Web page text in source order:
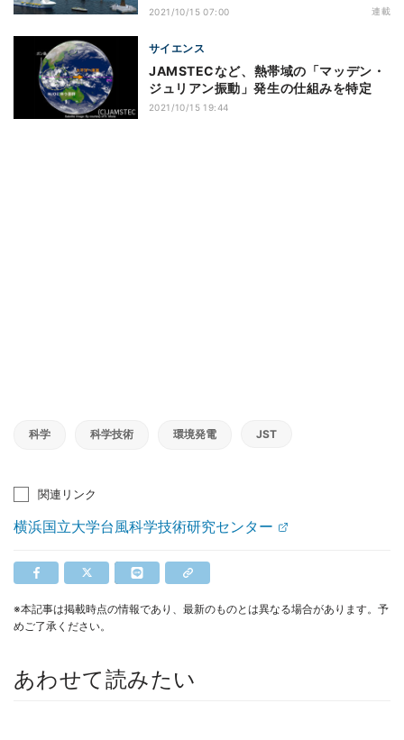
2021/10/15 07:00 連載
サイエンス
JAMSTECなど、熱帯域の「マッデン・
ジュリアン振動」発生の仕組みを特定
2021/10/15 19:44
科学 科学技術 環境発電 JST
関連リンク
横浜国立大学台風科学技術研究センター
※本記事は掲載時点の情報であり、最新のものとは異なる場合があります。予
めご了承ください。
あわせて読みたい